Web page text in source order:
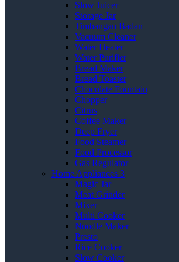
Slow Juicer
Storage Jar
Timbangan Badan
Vacuum Cleaner
Water Heater
Water Purifier
Bread Maker
Bread Toaster
Chocolate Fountain
Chopper
Citrus
Coffee Maker
Deep Fryer
Food Steamer
Food Processor
Gas Regulator
Home Appliances 3
Magic Jar
Meat Grinder
Mixer
Multi Cooker
Noodle Maker
Presto
Rice Cooker
Slow Cooker